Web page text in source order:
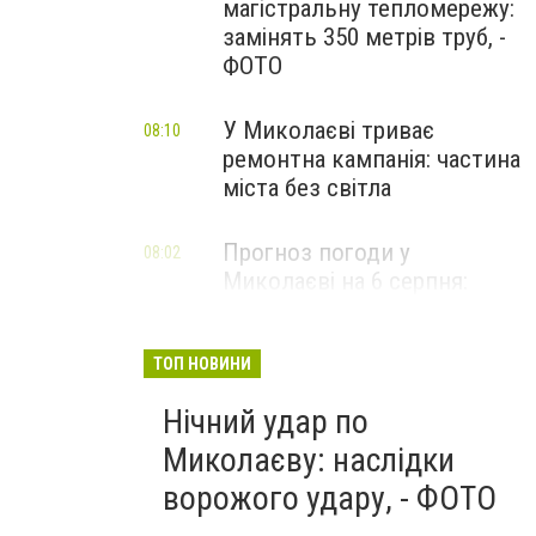
магістральну тепломережу:
замінять 350 метрів труб, -
ФОТО
У Миколаєві триває
ремонтна кампанія: частина
міста без світла
08:10
Прогноз погоди у
Миколаєві на 6 серпня:
08:02
ТОП НОВИНИ
Нічний удар по
Миколаєву: наслідки
ворожого удару, - ФОТО